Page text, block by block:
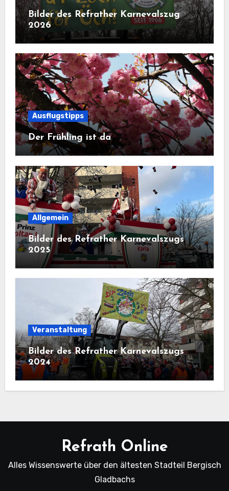
Bilder des Refrather Karnevalszug
2026
Ausflugstipps
Der Frühling ist da
Allgemein
Bilder des Refrather Karnevalszugs
2025
Veranstaltung
Bilder des Refrather Karnevalszugs
2024
Refrath Online
Alles Wissenswerte über den ältesten Stadteil Bergisch
Gladbachs